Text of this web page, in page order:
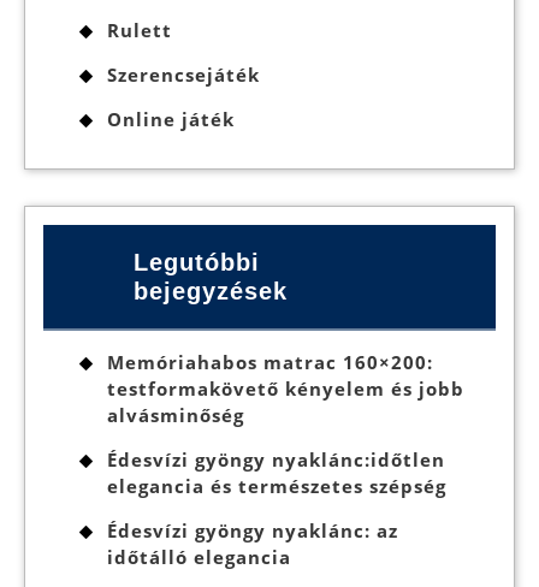
Rulett
Szerencsejáték
Online játék
Legutóbbi
bejegyzések
Memóriahabos matrac 160×200:
testformakövető kényelem és jobb
alvásminőség
Édesvízi gyöngy nyaklánc:időtlen
elegancia és természetes szépség
Édesvízi gyöngy nyaklánc: az
időtálló elegancia